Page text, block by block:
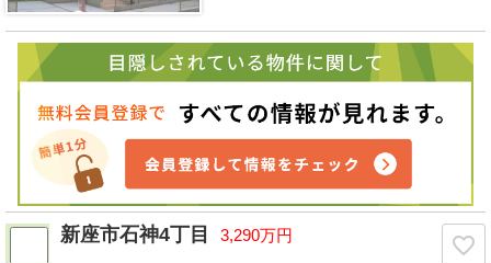
新座市石神4丁目 3,290万円